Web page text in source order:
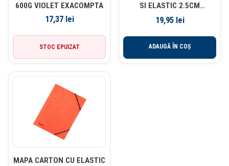
600G VIOLET EXACOMPTA
17,37 lei
STOC EPUIZAT
SI ELASTIC 2.5CM
ALBASTRU EXACOMPTA
19,95 lei
ADAUGĂ ÎN COȘ
MAPA CARTON CU ELASTIC